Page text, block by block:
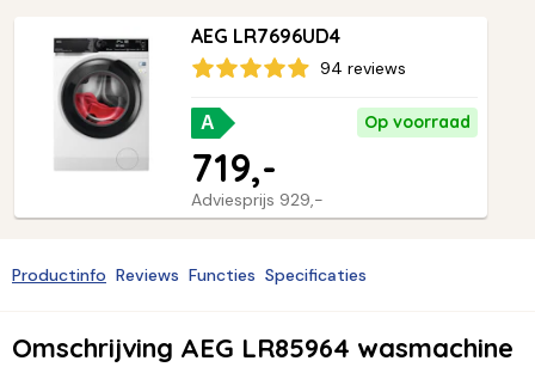
AEG LR7696UD4
94 reviews
A Op voorraad
Adviesprijs 929,-
719,-
Productinfo Reviews Functies Specificaties
Omschrijving AEG LR85964 wasmachine